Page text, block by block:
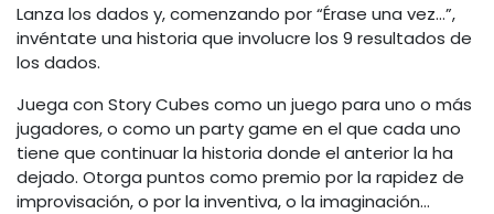
Lanza los dados y, comenzando por “Érase una vez…”,
invéntate una historia que involucre los 9 resultados de
los dados.
Juega con Story Cubes como un juego para uno o más
jugadores, o como un party game en el que cada uno
tiene que continuar la historia donde el anterior la ha
dejado. Otorga puntos como premio por la rapidez de
improvisación, o por la inventiva, o la imaginación…